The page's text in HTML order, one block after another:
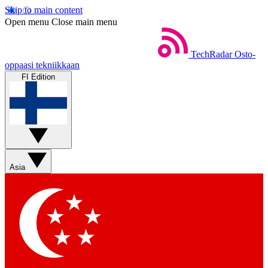
Skip to main content
Open menu Close main menu
TechRadar Osto-
oppaasi tekniikkaan
FI Edition
Asia